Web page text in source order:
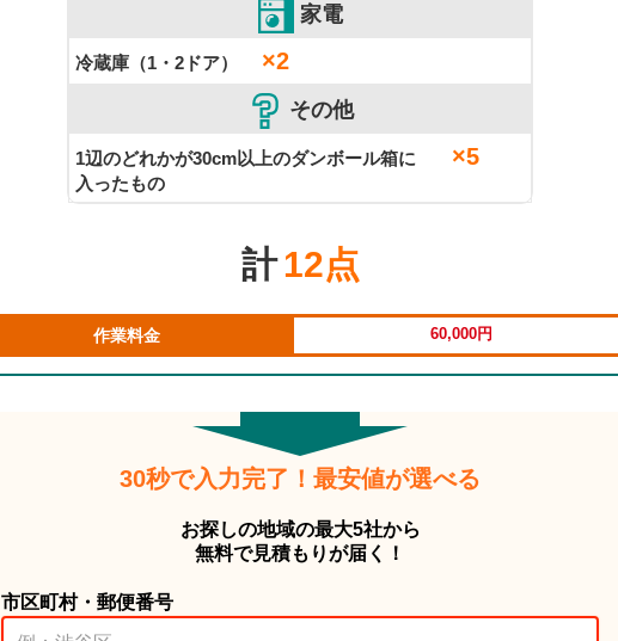
家電
冷蔵庫（1・2ドア） ×2
その他
1辺のどれかが30cm以上のダンボール箱に
入ったもの
×5
計12点
作業料金 60,000円
30秒で入力完了！最安値が選べる
お探しの地域の最大5社から
無料で見積もりが届く！
市区町村・郵便番号